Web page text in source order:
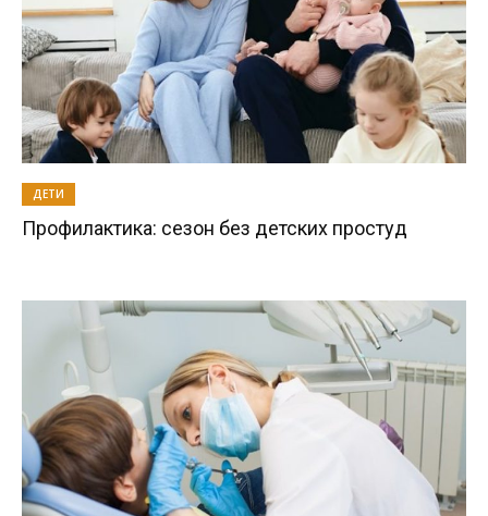
ДЕТИ
Профилактика: сезон без детских простуд